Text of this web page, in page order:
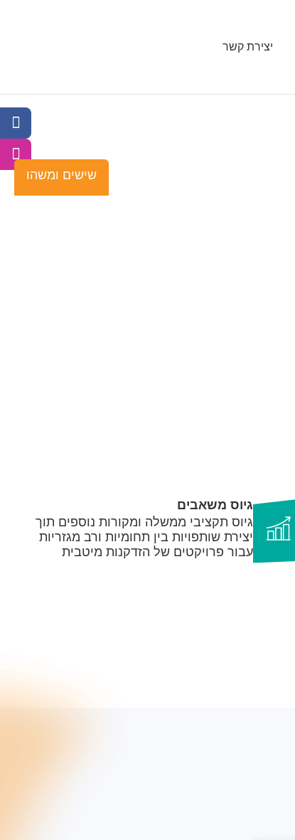
יצירת קשר
שישים ומשהו
גיוס משאבים
גיוס תקציבי ממשלה ומקורות נוספים תוך
יצירת שותפויות בין תחומיות ורב מגזריות
עבור פרויקטים של הזדקנות מיטבית